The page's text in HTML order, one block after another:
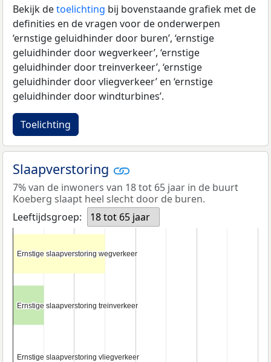
Bekijk detoelichting bij bovenstaande grafiek met de
definities en de vragen voor de onderwerpen
‘ernstige geluidhinder door buren’, ‘ernstige
geluidhinder door wegverkeer’, ‘ernstige
geluidhinder door treinverkeer’, ‘ernstige
geluidhinder door vliegverkeer’ en ‘ernstige
geluidhinder door windturbines’.
Toelichting
Slaapverstoring
7% van de inwoners van 18 tot 65 jaar in de buurt
Koeberg slaapt heel slecht door de buren.
Leeftijdsgroep:
18 tot 65 jaar
Ernstige slaapverstoring wegverkeer
Ernstige slaapverstoring wegverkeer
Ernstige slaapverstoring treinverkeer
Ernstige slaapverstoring treinverkeer
Ernstige slaapverstoring vliegverkeer
Ernstige slaapverstoring vliegverkeer